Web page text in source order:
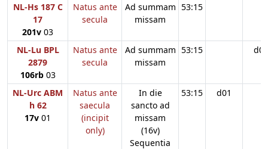
NL-Hs 187 C
17
201v 03
Natus ante
secula
Ad summam
missam
53:15
NL-Lu BPL
2879
106rb03
Natus ante
secula
Ad summam
missam
53:15 d01
NL-Urc ABM
h 62
17v 01
Natus ante
saecula
(incipit
only)
In die
sancto ad
missam
(16v)
Sequentia
53:15 d01